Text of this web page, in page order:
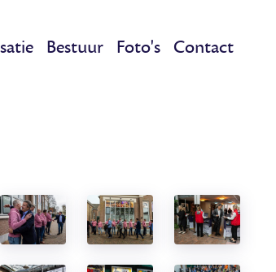
Bestuur Foto's Contact